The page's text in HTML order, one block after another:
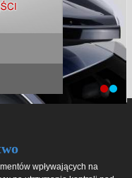
wpływających na